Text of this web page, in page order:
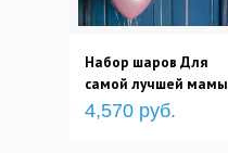
Набор шаров Для
самой лучшей мамы
4,570 руб.